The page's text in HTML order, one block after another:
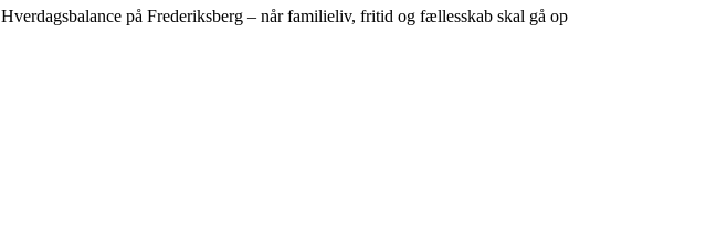
Hverdagsbalance på Frederiksberg – når familieliv, fritid og fællesskab skal gå op